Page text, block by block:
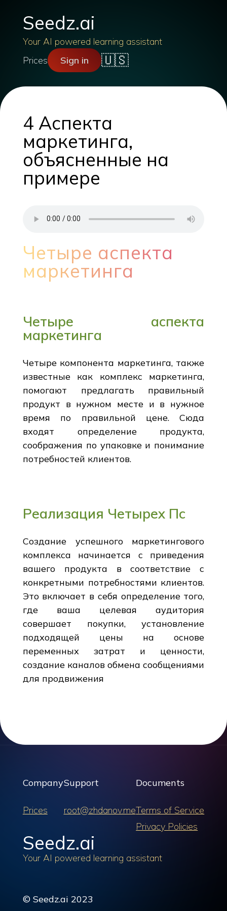
Seedz.ai
Your AI powered learning assistant
Prices
Sign in 🇺🇸
4 Аспекта
маркетинга,
объясненные на
примере
Четыре аспекта
маркетинга
Четыре аспекта
маркетинга
Четыре компонента маркетинга, также
известные как комплекс маркетинга,
помогают предлагать правильный
продукт в нужном месте и в нужное
время по правильной цене. Сюда
входят определение продукта,
соображения по упаковке и понимание
потребностей клиентов.
Реализация Четырех Пс
Создание успешного маркетингового
комплекса начинается с приведения
вашего продукта в соответствие с
конкретными потребностями клиентов.
Это включает в себя определение того,
где ваша целевая аудитория
совершает покупки, установление
подходящей цены на основе
переменных затрат и ценности,
создание каналов обмена сообщениями
для продвижения
Company
Prices
Support
root@zhdanov.me
Documents
Terms of Service
Privacy Policies
Seedz.ai
Your AI powered learning assistant
© Seedz.ai 2023